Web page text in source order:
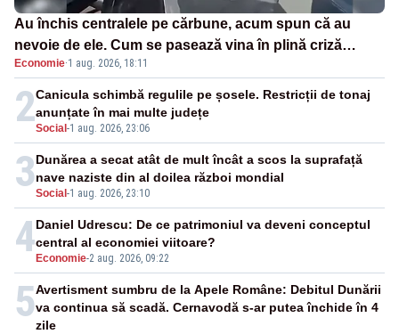
Au închis centralele pe cărbune, acum spun că au
nevoie de ele. Cum se pasează vina în plină criză
energetică
Economie·1 aug. 2026, 18:11
2Social -1 aug. 2026, 23:06
Canicula schimbă regulile pe șosele. Restricții de tonaj
anunțate în mai multe județe
3Social -1 aug. 2026, 23:10
Dunărea a secat atât de mult încât a scos la suprafață
nave naziste din al doilea război mondial
4 Economie-2 aug. 2026, 09:22
Daniel Udrescu: De ce patrimoniul va deveni conceptul
central al economiei viitoare?
5Avertisment sumbru de la Apele Române: Debitul Dunării
va continua să scadă. Cernavodă s-ar putea închide în 4
zile